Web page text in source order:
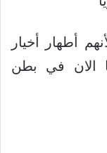
أطهار أخيار
الان في بطن